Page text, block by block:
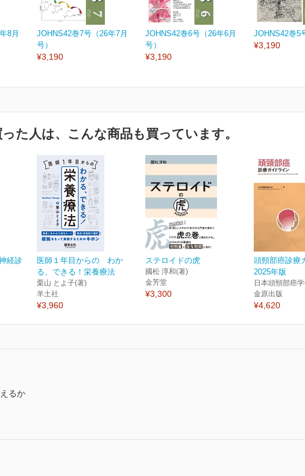
8月
JOHNS42巻7号（26年7月
号）
¥3,190
JOHNS42巻6号（26年6月
号）
¥3,190
JOHNS42巻5
¥3,190
た人は、こんな商品も買っています。
経診
医師１年目からの わか
る、できる！栄養療法
栗山 とよ子(著)
羊土社
¥3,960
ステロイドの虎
國松 淳和(著)
金芳堂
¥3,300
頭頸部癌診療
2025年版
日本頭頸部癌
金原出版
¥4,620
るか